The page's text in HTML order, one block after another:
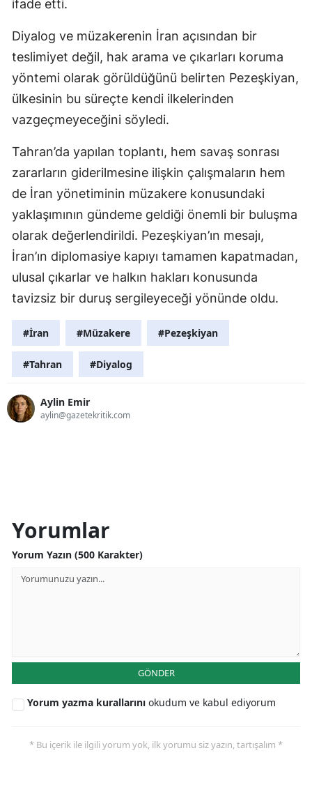
ifade etti.
Diyalog ve müzakerenin İran açısından bir
teslimiyet değil, hak arama ve çıkarları koruma
yöntemi olarak görüldüğünü belirten Pezeşkiyan,
ülkesinin bu süreçte kendi ilkelerinden
vazgeçmeyeceğini söyledi.
Tahran’da yapılan toplantı, hem savaş sonrası
zararların giderilmesine ilişkin çalışmaların hem
de İran yönetiminin müzakere konusundaki
yaklaşımının gündeme geldiği önemli bir buluşma
olarak değerlendirildi. Pezeşkiyan’ın mesajı,
İran’ın diplomasiye kapıyı tamamen kapatmadan,
ulusal çıkarlar ve halkın hakları konusunda
tavizsiz bir duruş sergileyeceği yönünde oldu.
#İran #Müzakere #Pezeşkiyan
#Tahran #Diyalog
Aylin Emir
aylin@gazetekritik.com
Yorumlar
Yorum Yazın (500 Karakter)
GÖNDER
Yorum yazma kurallarını okudum ve kabul ediyorum
* Bu içerik ile ilgili yorum yok, ilk yorumu siz yazın, tartışalım *